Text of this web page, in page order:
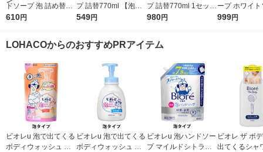
ドソープ 泡 詰め替え
特大 シトラスフルー
610円
プ 詰替770ml 【泡タ
イプ】 花王
549円
プ 詰替770ml 1セット
（2個） 【泡タイプ】
980円
ープ ホワイ
の香り 詰め替
999円
LOHACOからのおすすめPRアイテム
ビオレu 泡で出てくる
ボディウォッシュ う
ビオレu 泡で出てくる
ボディウォッシュ 本
ビオレu 泡ハンドソー
プ マイルドシトラス
ビオレ ザ ボ
出てくるシャ